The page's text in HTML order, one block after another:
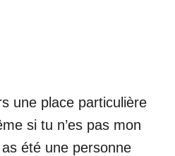
une place particulière
si tu n’es pas mon
été une personne